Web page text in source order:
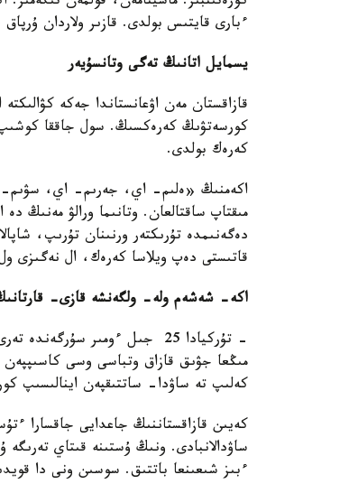
ءبارى قايتىس بولدى. قازىر ولاردان
يسمايل اتانىڭ تەگى وتانسۇيەر
قازاقستان مەن اۋعانستاندا جەكە
كورسەتۋىڭ كەرەكسىڭ. سول جاققا كوشىپ
كەرەك بولدى.
اكەمنىڭ «ەلىم- اي، جەرىم- اي، سۋىم-
مىقتاپ ساقتالعان. وتانىما ورالۋ مەنىڭ
دەگەنىمدە تۇرىكتەر ورنىنان تۇرىپ،
قاتىستى دەپ ويلاسا كەرەك، ال نەگىزى
اكە- شەشەم ولە- ولگەنشە قازى-
- تۇركيادا 25 جىل ءومىر
كەلىپ تە ساۋدا- ساتتىقپەن
كەيىن قازاقستاننىڭ جاعدايى جاقسارا
ساۋدالانبادى. ونىڭ ۇستىنە قىتاي
ءبىز شىعىنعا باتتىق. سوسىن ونى دا